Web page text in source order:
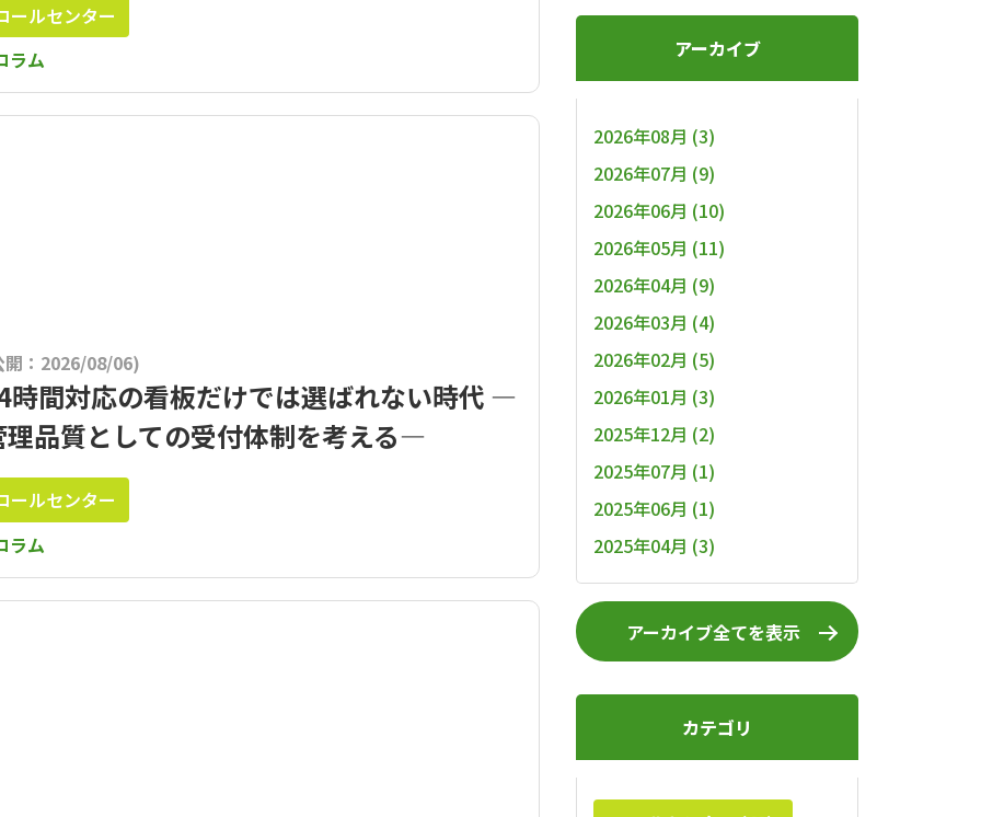
ールセンター
ラム
開：2026/08/06)
時間対応の看板だけでは選ばれない時代 ―
理品質としての受付体制を考える―
ールセンター
ラム
アーカイブ
2026年08月 (3)
2026年07月 (9)
2026年06月 (10)
2026年05月 (11)
2026年04月 (9)
2026年03月 (4)
2026年02月 (5)
2026年01月 (3)
2025年12月 (2)
2025年07月 (1)
2025年06月 (1)
2025年04月 (3)
アーカイブ全てを表示
カテゴリ